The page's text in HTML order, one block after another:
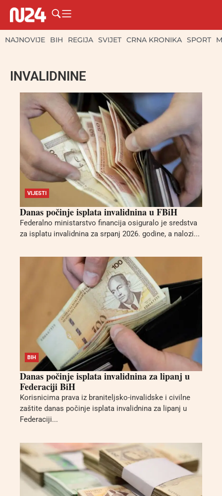
NAJNOVIJE BIH REGIJA SVIJET CRNA KRONIKA SPORT
INVALIDNINE
VIJESTI
Danas počinje isplata invalidnina u FBiH
Federalno ministarstvo financija osiguralo je sredstva
za isplatu invalidnina za srpanj 2026. godine, a nalozi...
BIH
Danas počinje isplata invalidnina za lipanj u
Federaciji BiH
Korisnicima prava iz braniteljsko-invalidske i civilne
zaštite danas počinje isplata invalidnina za lipanj u
Federaciji...